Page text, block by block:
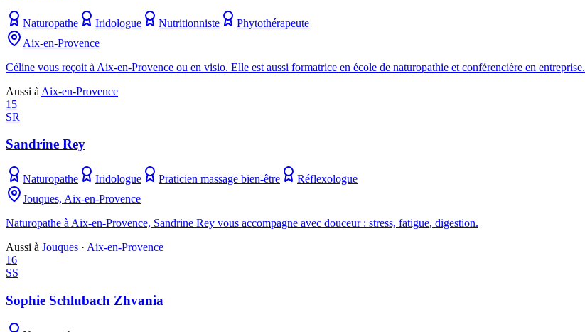
Naturopathe Iridologue Nutritionniste
Phytothérapeute
Aix-en-Provence
Céline vous reçoit à Aix-en-Provence ou en visio. Elle est aussi formatrice en école de naturopathie et conférencière en entreprise.
Aussi à Aix-en-Provence
15
SR
Sandrine Rey
Naturopathe Iridologue Praticien massage bien-être
Réflexologue
Jouques, Aix-en-Provence
Naturopathe à Aix-en-Provence, Sandrine Rey vous accompagne avec douceur : stress, fatigue, digestion.
Aussi à Jouques · Aix-en-Provence
16
SS
Sophie Schlubach Zhvania